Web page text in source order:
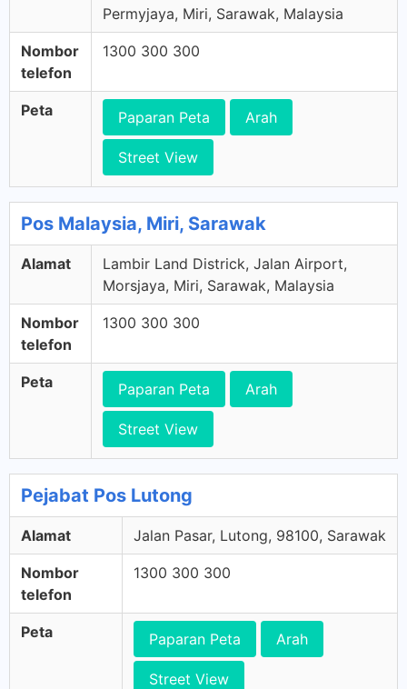
Permyjaya, Miri, Sarawak, Malaysia
Nombor
telefon
1300 300 300
Peta Paparan Peta Arah
Street View
Pos Malaysia, Miri, Sarawak
Alamat
Lambir Land Districk, Jalan Airport,
Morsjaya, Miri, Sarawak, Malaysia
Nombor
telefon
1300 300 300
Peta Paparan Peta Arah
Street View
Pejabat Pos Lutong
Alamat Jalan Pasar, Lutong, 98100, Sarawak
Nombor
telefon
1300 300 300
Peta Paparan Peta Arah
Street View